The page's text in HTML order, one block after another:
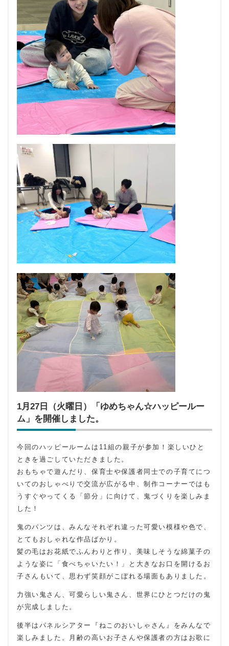
1月27日（火曜日）「ゆめちゃん☆ハッピールー
ム」を開催しました。
今回のハッピールームは11組の親子が参加！楽しいひと
ときを過ごしていただきました。
おもちゃで遊んだり、保育士や保護者同士での子育てにつ
いてのおしゃべりで交流が広がる中、制作コーナーではも
うすぐやってくる「節分」に向けて、鬼づくりを楽しみま
した！
鬼のパンツは、みんなそれぞれ違った可愛い模様や色で、
とてもおしゃれな作品ばかり。
髪の毛はお花紙でふんわりと作り、美味しそうな綿菓子の
ような姿に「食べちゃいたい！」と大きなお口を開けるお
子さんもいて、思わず笑顔がこぼれる場面もありました。
力強い鬼さん、可愛らしい鬼さん、世界にひとつだけの鬼
が完成しました。
後半はパネルシアター『ねこのおいしゃさん』をみんなで
楽しみました。月齢の高いお子さんや保護者の方はお歌に